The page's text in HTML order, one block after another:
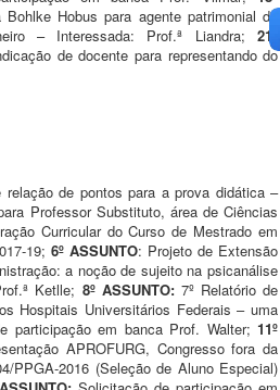
Hobus para agente patrimonial do
– Interessada: Prof.ª Liandra;21
de docente para representando do
de pontos para a prova didática –
Professor Substituto, área de Ciências
Curricular do Curso de Mestrado em
19; 6º ASSUNTO: Projeto de Extensão
a noção de sujeito na psicanálise
Ketlle; 8º ASSUNTO: 7º Relatório de
Hospitais Universitários Federais – uma
participação em banca Prof. Walter;11º
APROFURG, Congresso fora da
PPGA-2016 (Seleção de Aluno Especial)